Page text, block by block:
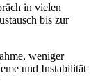
in vielen
bis zur
weniger
und Instabilität